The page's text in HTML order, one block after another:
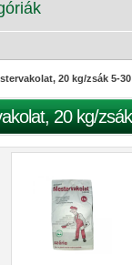
20 kg/zsák 5-
20 kg/